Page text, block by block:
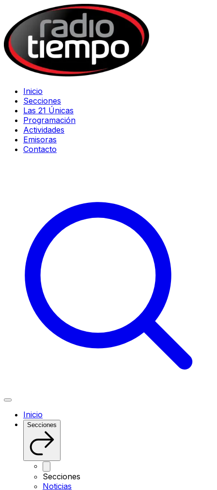
Inicio
Secciones
Las 21 Únicas
Programación
Actividades
Emisoras
Contacto
Inicio
Secciones
Secciones
Noticias